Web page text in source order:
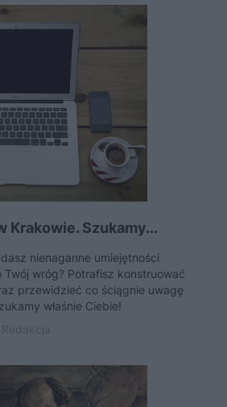
Krakowie. Szukamy...
nienaganne umiejętności
wróg? Potrafisz konstruować
przewidzieć co ściągnie uwagę
właśnie Ciebie!